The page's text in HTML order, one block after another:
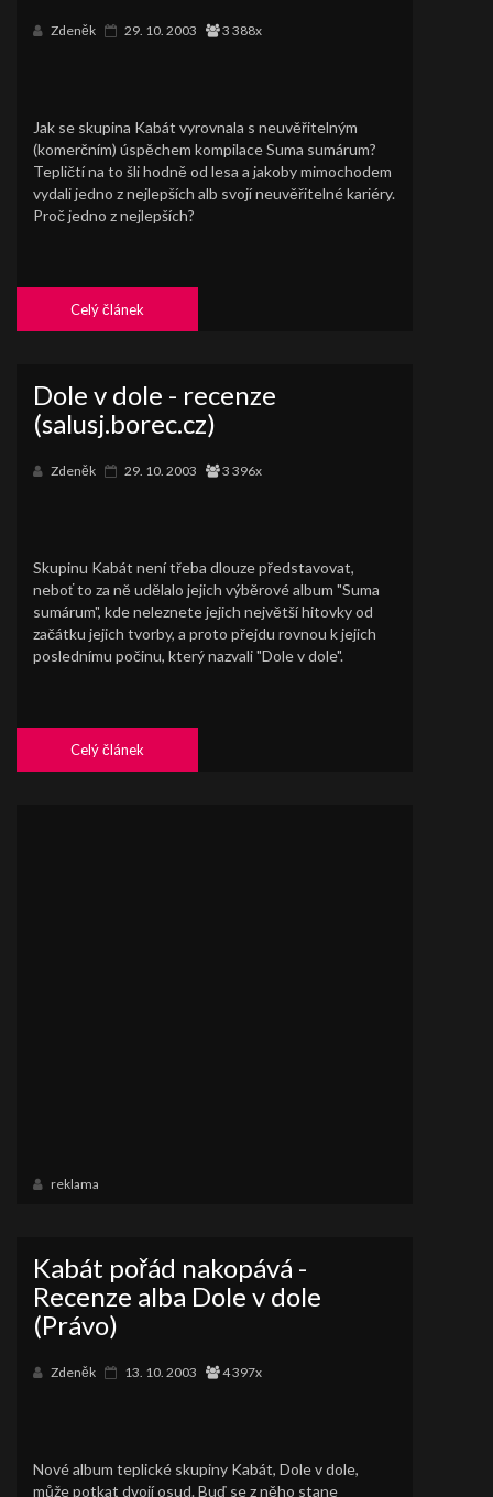
Zdeněk 29. 10. 2003 3 388x
Jak se skupina Kabát vyrovnala s neuvěřitelným
(komerčním) úspěchem kompilace Suma sumárum?
Tepličtí na to šli hodně od lesa a jakoby mimochodem
vydali jedno z nejlepších alb svojí neuvěřitelné kariéry.
Proč jedno z nejlepších?
Celý článek
Dole v dole - recenze
(salusj.borec.cz)
Zdeněk 29. 10. 2003 3 396x
Skupinu Kabát není třeba dlouze představovat,
neboť to za ně udělalo jejich výběrové album "Suma
sumárum", kde neleznete jejich největší hitovky od
začátku jejich tvorby, a proto přejdu rovnou k jejich
poslednímu počinu, který nazvali "Dole v dole".
Celý článek
reklama
Kabát pořád nakopává -
Recenze alba Dole v dole
(Právo)
Zdeněk 13. 10. 2003 4 397x
Nové album teplické skupiny Kabát, Dole v dole,
může potkat dvojí osud. Buď se z něho stane